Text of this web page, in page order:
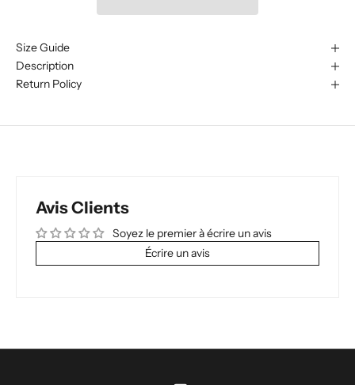
Size Guide
Description
Return Policy
Avis Clients
Soyez le premier à écrire un avis
Écrire un avis